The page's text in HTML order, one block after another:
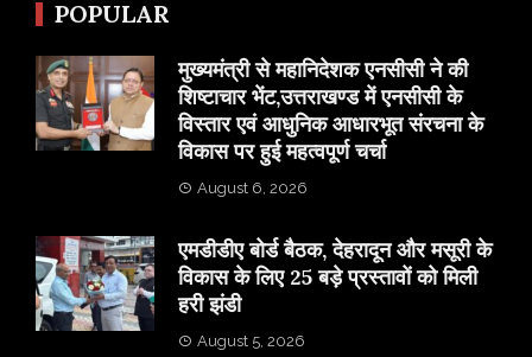
POPULAR
मुख्यमंत्री से महानिदेशक एनसीसी ने की
शिष्टाचार भेंट,उत्तराखण्ड में एनसीसी के
विस्तार एवं आधुनिक आधारभूत संरचना के
विकास पर हुई महत्वपूर्ण चर्चा
August 6, 2026
एमडीडीए बोर्ड बैठक, देहरादून और मसूरी के
विकास के लिए 25 बड़े प्रस्तावों को मिली
हरी झंडी
August 5, 2026